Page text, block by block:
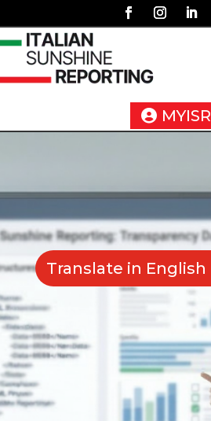
MYISR
Translate in English